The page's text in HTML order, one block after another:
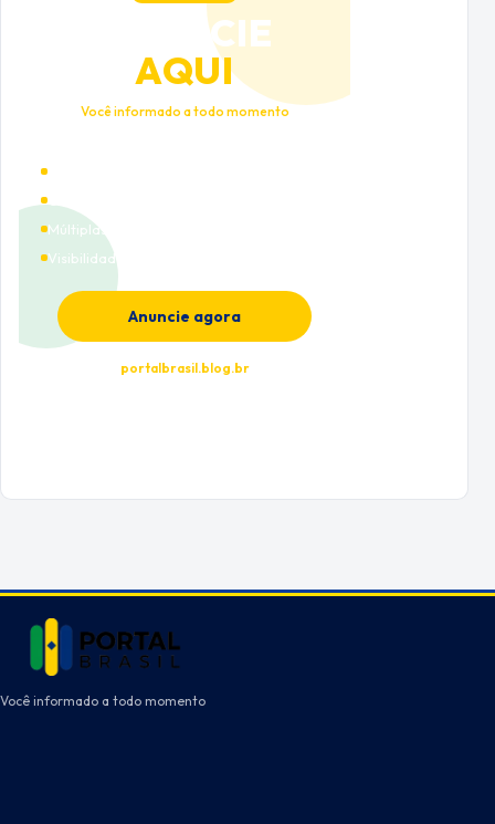
ANUNCIE
AQUI
Você informado a todo momento
Cobertura nacional
Múltiplas categorias
Visibilidade premium
Anuncie agora
portalbrasil.blog.br
Você informado a todo momento